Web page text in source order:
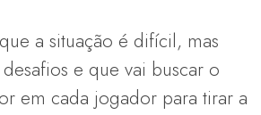
a situação é difícil, mas
e que vai buscar o
em cada jogador para tirar a